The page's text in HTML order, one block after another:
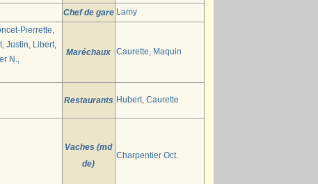
Chef de gare Lamy
Pierrette,
Justin, Libert,
N.,
Maréchaux Caurette, Maquin
Restaurants Hubert, Caurette
Vaches (md
de)
Charpentier Oct.